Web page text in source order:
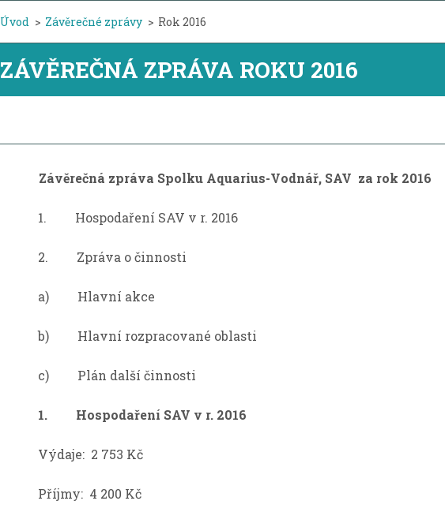
Úvod > Závěrečné zprávy > Rok 2016
ZÁVĚREČNÁ ZPRÁVA ROKU 2016
Závěrečná zpráva Spolku Aquarius-Vodnář, SAV za rok 2016
1. Hospodaření SAV v r. 2016
2. Zpráva o činnosti
a) Hlavní akce
b) Hlavní rozpracované oblasti
c) Plán další činnosti
1. Hospodaření SAV v r. 2016
Výdaje: 2 753 Kč
Příjmy: 4 200 Kč